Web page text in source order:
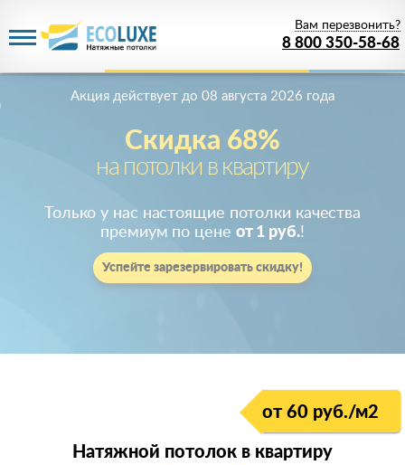
8 800 350-58-68
Вам перезвонить?
Скидка 68%
на потолки в квартиру
Акция действует до 08 августа 2026 года
Только у нас настоящие потолки качества
премиум по цене от 1 руб.!
Успейте зарезервировать скидку!
от 60 руб./м2
Натяжной потолок в квартиру